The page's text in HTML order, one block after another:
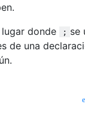
donde
; se
de una